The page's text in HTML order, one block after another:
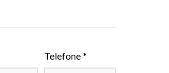
Telefone *